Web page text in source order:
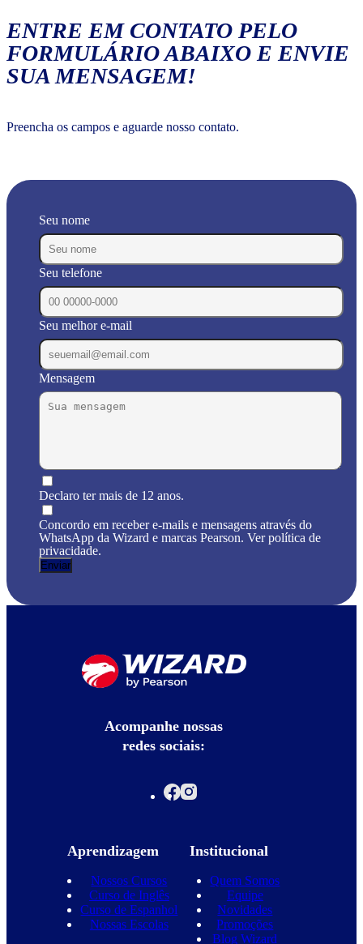
ENTRE EM CONTATO PELO
FORMULÁRIO ABAIXO E ENVIE
SUA MENSAGEM!
Preencha os campos e aguarde nosso contato.
Seu nome
Seu telefone
Seu melhor e-mail
Mensagem
Declaro ter mais de 12 anos.
Concordo em receber e-mails e mensagens através do
WhatsApp da Wizard e marcas Pearson. Ver política de
privacidade.
Acompanhe nossas
redes sociais:
Aprendizagem
Nossos Cursos
Curso de Inglês
Curso de Espanhol
Nossas Escolas
Institucional
Quem Somos
Equipe
Novidades
Promoções
Blog Wizard